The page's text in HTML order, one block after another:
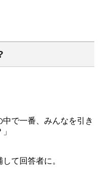
で一番、みんなを引き
て回答者に。